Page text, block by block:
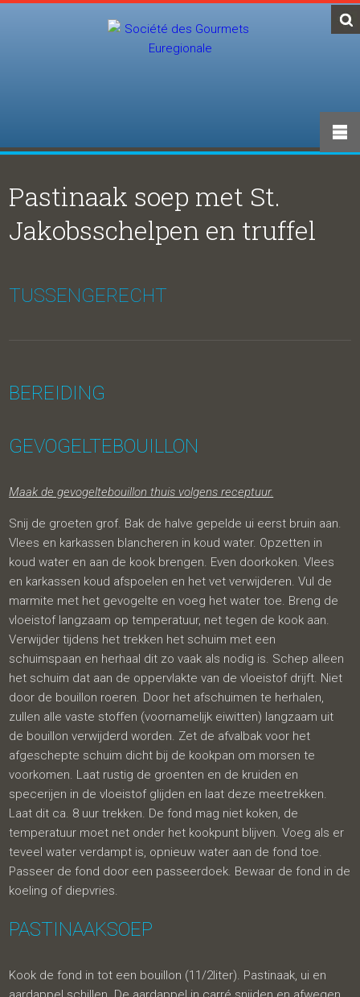
Pastinaak soep met St.
Jakobsschelpen en truffel
TUSSENGERECHT
BEREIDING
GEVOGELTEBOUILLON
Maak de gevogeltebouillon thuis volgens receptuur.
Snij de groeten grof. Bak de halve gepelde ui eerst bruin aan.
Vlees en karkassen blancheren in koud water. Opzetten in
koud water en aan de kook brengen. Even doorkoken. Vlees
en karkassen koud afspoelen en het vet verwijderen. Vul de
marmite met het gevogelte en voeg het water toe. Breng de
vloeistof langzaam op temperatuur, net tegen de kook aan.
Verwijder tijdens het trekken het schuim met een
schuimspaan en herhaal dit zo vaak als nodig is. Schep alleen
het schuim dat aan de oppervlakte van de vloeistof drijft. Niet
door de bouillon roeren. Door het afschuimen te herhalen,
zullen alle vaste stoffen (voornamelijk eiwitten) langzaam uit
de bouillon verwijderd worden. Zet de afvalbak voor het
afgeschepte schuim dicht bij de kookpan om morsen te
voorkomen. Laat rustig de groenten en de kruiden en
specerijen in de vloeistof glijden en laat deze meetrekken.
Laat dit ca. 8 uur trekken. De fond mag niet koken, de
temperatuur moet net onder het kookpunt blijven. Voeg als er
teveel water verdampt is, opnieuw water aan de fond toe.
Passeer de fond door een passeerdoek. Bewaar de fond in de
koeling of diepvries.
PASTINAAKSOEP
Kook de fond in tot een bouillon (11/2liter). Pastinaak, ui en